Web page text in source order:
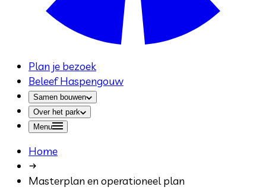
Plan je bezoek
Beleef Haspengouw
Samen bouwen
Over het park
Menu
Home
Masterplan en operationeel plan